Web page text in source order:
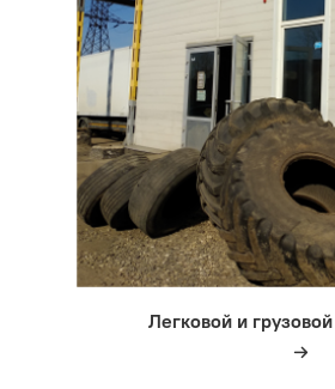
Легковой и